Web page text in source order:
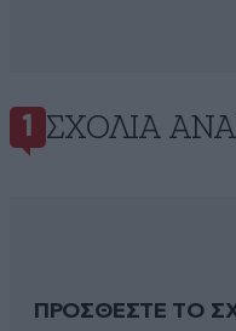
1 ΣΧΌΛΙΑ
ΠΡΟΣΘΕΣΤΕ ΤΟ